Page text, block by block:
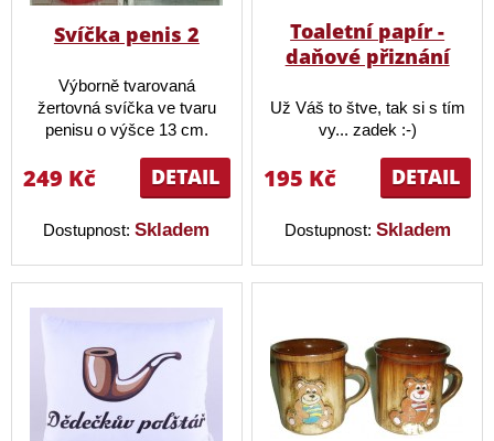
Svíčka penis 2
Výborně tvarovaná
žertovná svíčka ve tvaru
penisu o výšce 13 cm.
DETAIL
249 Kč
Dostupnost:Skladem
Toaletní papír -
daňové přiznání
Už Váš to štve, tak si s tím
vy... zadek :-)
DETAIL
195 Kč
Dostupnost: Skladem